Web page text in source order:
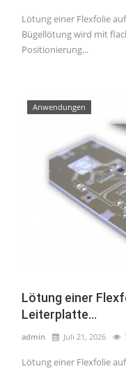
Lötung einer Flexfolie
Bügellötung wird mit
Positionierung...
Anwendungen
Lötung einer
Leiterplatte...
admin Juli 21, 2026
Lötung einer Flexfolie